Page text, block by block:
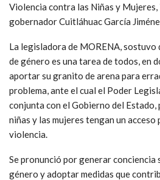
Violencia contra las Niñas y Mujeres,
gobernador Cuitláhuac García
La legisladora de MORENA,
de género es una tarea de todos, en
aportar su granito de arena para
problema, ante el cual el Poder
conjunta con el Gobierno del Estado,
niñas y las mujeres tengan un acceso
violencia.
Se pronunció por generar conciencia
género y adoptar medidas que